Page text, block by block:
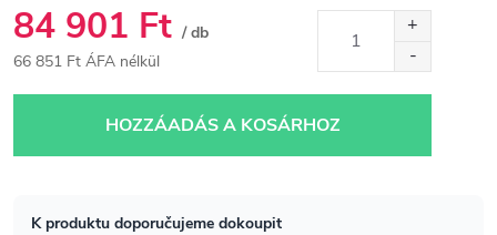
84 901 Ft / db
66 851 Ft ÁFA nélkül
HOZZÁADÁS A KOSÁRHOZ